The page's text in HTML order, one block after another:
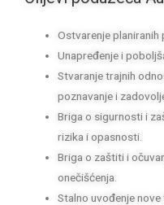
Ostvarenje planiranih
Unapređenje i
Stvaranje trajnih
poznavanje i
Briga o sigurnosti i
rizika i opasnosti.
Briga o zaštiti i
onečišćenja.
Stalno uvođenje nove